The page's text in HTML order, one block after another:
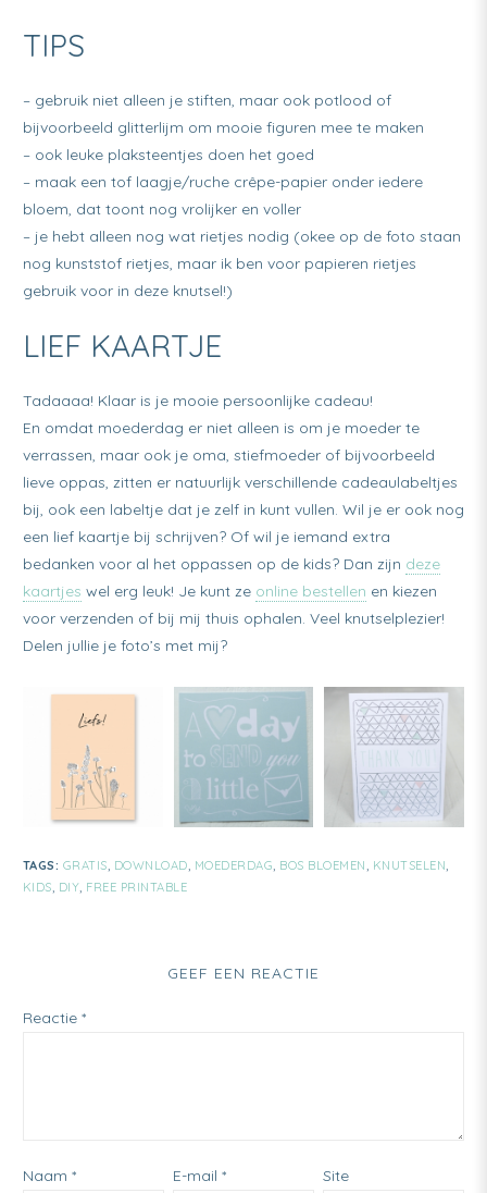
TIPS
– gebruik niet alleen je stiften, maar ook potlood of
bijvoorbeeld glitterlijm om mooie figuren mee te maken
– ook leuke plaksteentjes doen het goed
– maak een tof laagje/ruche crêpe-papier onder iedere
bloem, dat toont nog vrolijker en voller
– je hebt alleen nog wat rietjes nodig (okee op de foto staan
nog kunststof rietjes, maar ik ben voor papieren rietjes
gebruik voor in deze knutsel!)
LIEF KAARTJE
Tadaaaa! Klaar is je mooie persoonlijke cadeau!
En omdat moederdag er niet alleen is om je moeder te
verrassen, maar ook je oma, stiefmoeder of bijvoorbeeld
lieve oppas, zitten er natuurlijk verschillende cadeaulabeltjes
bij, ook een labeltje dat je zelf in kunt vullen. Wil je er ook nog
een lief kaartje bij schrijven? Of wil je iemand extra
bedanken voor al het oppassen op de kids? Dan zijn deze
kaartjes wel erg leuk! Je kunt ze online bestellen en kiezen
voor verzenden of bij mij thuis ophalen. Veel knutselplezier!
Delen jullie je foto’s met mij?
TAGS: GRATIS, DOWNLOAD, MOEDERDAG, BOS BLOEMEN, KNUTSELEN,
KIDS, DIY, FREE PRINTABLE
GEEF EEN REACTIE
Reactie *
Naam * E-mail * Site